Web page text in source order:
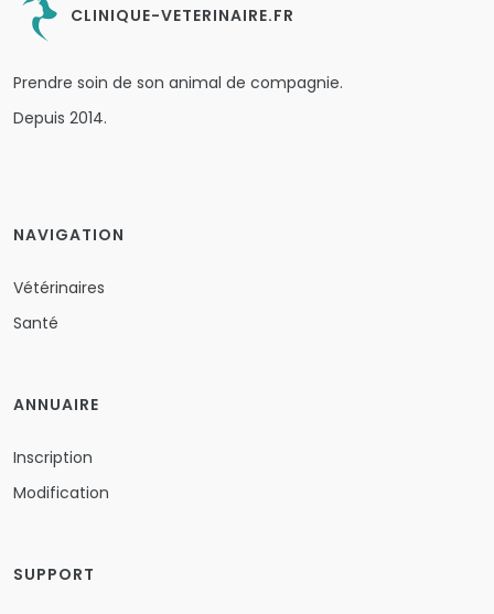
CLINIQUE-VETERINAIRE.FR
Prendre soin de son animal de compagnie.
Depuis 2014.
NAVIGATION
Vétérinaires
Santé
ANNUAIRE
Inscription
Modification
SUPPORT